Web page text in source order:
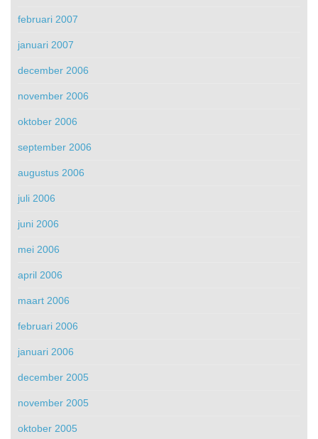
februari 2007
januari 2007
december 2006
november 2006
oktober 2006
september 2006
augustus 2006
juli 2006
juni 2006
mei 2006
april 2006
maart 2006
februari 2006
januari 2006
december 2005
november 2005
oktober 2005